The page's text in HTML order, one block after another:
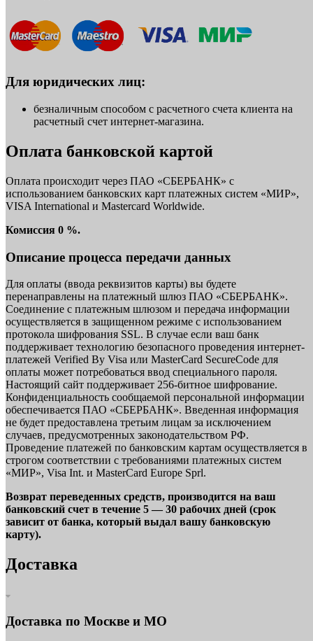
Для юридических лиц:
безналичным способом с расчетного счета клиента на
расчетный счет интернет-магазина.
Оплата банковской картой
Оплата происходит через ПАО «СБЕРБАНК» с
использованием банковских карт платежных систем «МИР»,
VISA International и Mastercard Worldwide.
Комиссия 0 %.
Описание процесса передачи данных
Для оплаты (ввода реквизитов карты) вы будете
перенаправлены на платежный шлюз ПАО «СБЕРБАНК».
Соединение с платежным шлюзом и передача информации
осуществляется в защищенном режиме с использованием
протокола шифрования SSL. В случае если ваш банк
поддерживает технологию безопасного проведения интернет-
платежей Verified By Visa или MasterCard SecureCode для
оплаты может потребоваться ввод специального пароля.
Настоящий сайт поддерживает 256-битное шифрование.
Конфиденциальность сообщаемой персональной информации
обеспечивается ПАО «СБЕРБАНК». Введенная информация
не будет предоставлена третьим лицам за исключением
случаев, предусмотренных законодательством РФ.
Проведение платежей по банковским картам осуществляется в
строгом соответствии с требованиями платежных систем
«МИР», Visa Int. и MasterCard Europe Sprl.
Возврат переведенных средств, производится на ваш
банковский счет в течение 5 — 30 рабочих дней (срок
зависит от банка, который выдал вашу банковскую
карту).
Доставка
Доставка по Москве и МО